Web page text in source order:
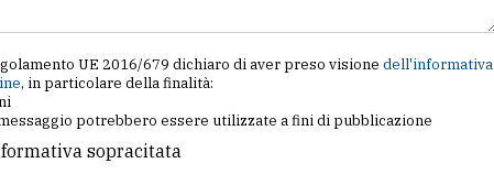
UE 2016/679 dichiaro di aver preso visione dell'informativa
, in particolare della finalità:
potrebbero essere utilizzate a fini di pubblicazione
sopracitata